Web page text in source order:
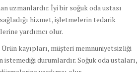
uzmanlardır. İyi bir soğuk oda ustası
hizmet, işletmelerin tedarik
yardımcı olur.
kayıpları, müşteri memnuniyetsizliği
durumlardır. Soğuk oda ustaları,